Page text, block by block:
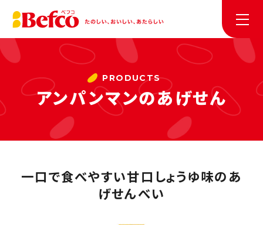
アンパンマンのあげせん
一口で食べやすい甘口しょうゆ味のあ
げせんべい